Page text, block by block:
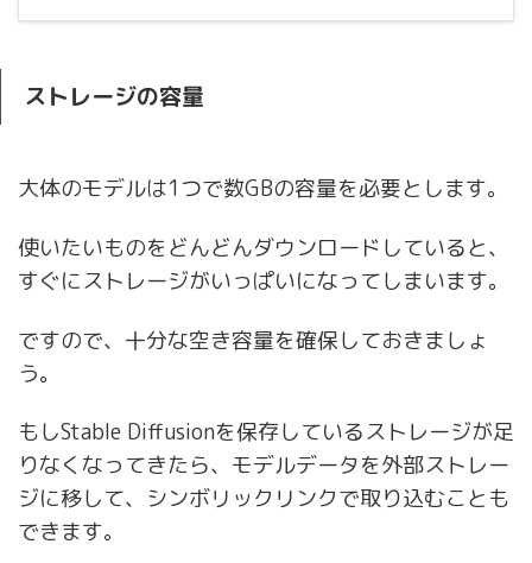
ストレージの容量
大体のモデルは1つで数GBの容量を必要とします。
使いたいものをどんどんダウンロードしていると、
すぐにストレージがいっぱいになってしまいます。
ですので、十分な空き容量を確保しておきましょ
う。
もしStable Diffusionを保存しているストレージが足
りなくなってきたら、モデルデータを外部ストレー
ジに移して、シンボリックリンクで取り込むことも
できます。